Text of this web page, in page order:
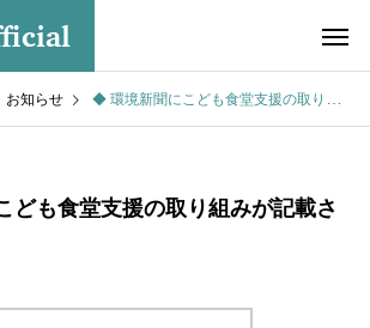
お知らせ ◆ 環境新聞にこども食堂支援の取り組みが記載されました
も食堂支援の取り組みが記載さ